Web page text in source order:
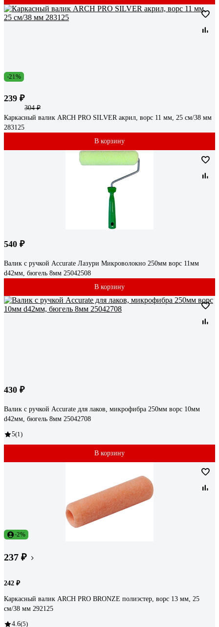
-21%
239 ₽
304 ₽
Каркасный валик ARCH PRO SILVER акрил, ворс 11 мм, 25 см/38 мм
283125
В корзину
540 ₽
Валик с ручкой Accurate Лазури Микроволокно 250мм ворс 11мм
d42мм, бюгель 8мм 25042508
В корзину
430 ₽
Валик с ручкой Accurate для лаков, микрофибра 250мм ворс 10мм
d42мм, бюгель 8мм 25042708
5(1)
В корзину
-2%
237 ₽
242 ₽
Каркасный валик ARCH PRO BRONZE полиэстер, ворс 13 мм, 25
см/38 мм 292125
4.6(5)